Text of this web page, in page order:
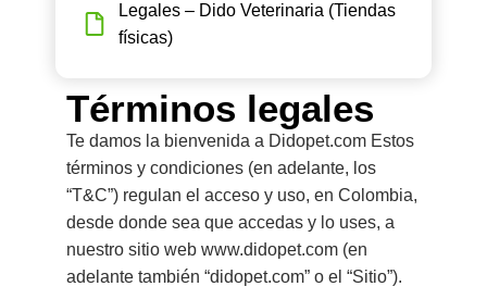
Legales – Dido Veterinaria (Tiendas
físicas)
Términos legales
Te damos la bienvenida a Didopet.com Estos
términos y condiciones (en adelante, los
“T&C”) regulan el acceso y uso, en Colombia,
desde donde sea que accedas y lo uses, a
nuestro sitio web www.didopet.com (en
adelante también “didopet.com” o el “Sitio”).